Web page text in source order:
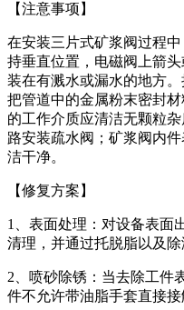
【注意事项】
在安装三片式矿浆阀过程
持垂直位置，电磁阀上箭
装在有溅水或漏水的地方
把管道中的金属粉末密封
的工作介质应清洁无颗粒
路安装疏水阀；矿浆阀内
洁干净。
【修复方案】
1、表面处理：对设备表面
清理，并通过托脱脂以及
2、喷砂除锈：当去除工件
件不允许带油脂手套直接